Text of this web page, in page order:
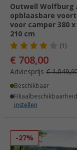
Outwell Wolfburg
opblaasbare
voor camper 380 x
210 cm
(1)
€ 708,00
Adviesprijs €
Beschikbaar
instellen
-27%